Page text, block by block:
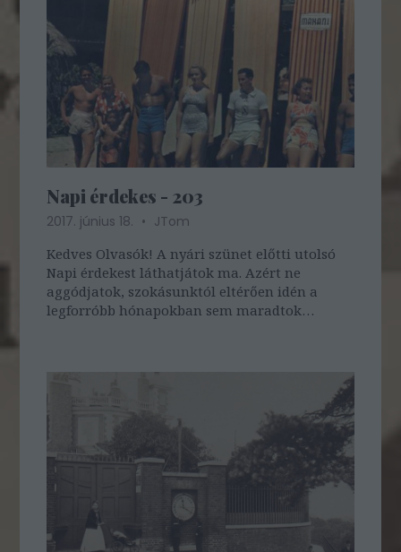
Napi érdekes - 203
2017. június 18.
JTom
Kedves Olvasók! A nyári szünet előtti utolsó
Napi érdekest láthatjátok ma. Azért ne
aggódjatok, szokásunktól eltérően idén a
legforróbb hónapokban sem maradtok